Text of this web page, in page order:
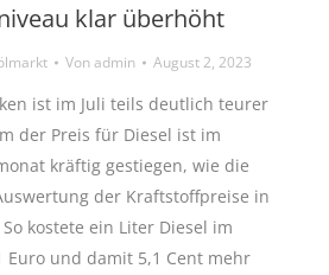
klar überhöht
Vonadmin August 2, 2023
ist im Juli teils deutlich teurer
der Preis für Diesel ist im
kräftig gestiegen, wie die
der Kraftstoffpreise in
kostete ein Liter Diesel im
Euro und damit 5,1 Cent mehr